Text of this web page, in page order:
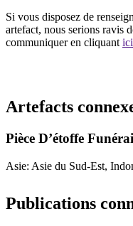
Si vous disposez de
artefact, nous serions ravis
communiquer en cliquant ici
Artefacts
Pièce D’étoffe
Asie: Asie du Sud-Est,
Publications